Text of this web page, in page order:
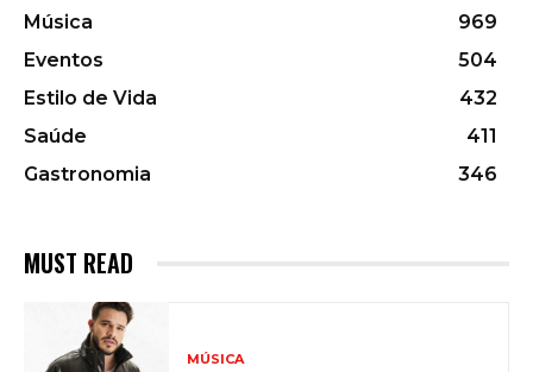
Música
969
Eventos
504
Estilo de Vida
432
Saúde
411
Gastronomia
346
MUST READ
MÚSICA